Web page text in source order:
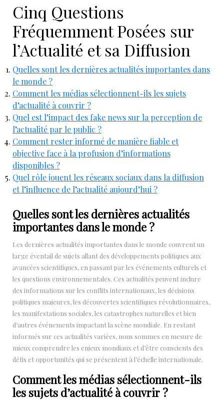
Cinq Questions
Fréquemment Posées sur
l’Actualité et sa Diffusion
Quelles sont les dernières actualités importantes dans
le monde ?
Comment les médias sélectionnent-ils les sujets
d’actualité à couvrir ?
Quel est l’impact des fake news sur la perception de
l’actualité par le public ?
Comment rester informé de manière fiable et
objective face à la profusion d’informations
disponibles ?
Quel rôle jouent les réseaux sociaux dans la diffusion
et l’influence de l’actualité aujourd’hui ?
Quelles sont les dernières actualités
importantes dans le monde ?
Les dernières actualités importantes dans le monde couvrent un
large éventail de sujets allant des développements politiques aux
avancées scientifiques, en passant par les événements culturels et
les questions environnementales. Ces actualités peuvent inclure
des informations sur les conflits internationaux, les décisions
politiques majeures, les découvertes scientifiques révolutionnaires,
les manifestations sociales, les catastrophes naturelles et bien
d’autres événements impactant la scène mondiale. En restant
informés sur ces actualités variées, nous sommes en mesure de
mieux comprendre les enjeux mondiaux et d’être conscients des
défis et opportunités qui se présentent à l’échelle internationale.
Comment les médias sélectionnent-ils
les sujets d’actualité à couvrir ?